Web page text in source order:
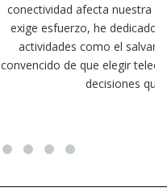
diaria. Aunque la carrera
de mi tiempo a otras
y socorrismo. Estoy
ha sido una de las mejores
tomado.